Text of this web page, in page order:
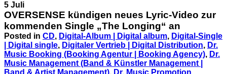
5 Juli
OVERSENSE kündigen neues Lyric-Video zur
kommenden Single „The Longing“ an
Posted in CD, Digital-Album | Digital album, Digital-Single
| Digital single, Digitaler Vertrieb | Digital Distribution, Dr.
Music Booking (Booking Agentur | Booking Agency), Dr.
Music Management (Band & Künstler Management |